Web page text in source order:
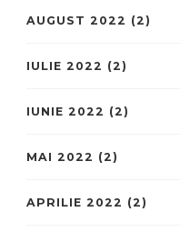
AUGUST 2022 (2)
IULIE 2022 (2)
IUNIE 2022 (2)
MAI 2022 (2)
APRILIE 2022 (2)